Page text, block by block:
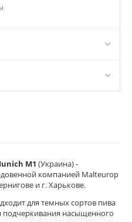
M1 (Украина) -
компанией Malteurop
и г. Харькове.
для темных сортов пива
подчеркивания насыщенного